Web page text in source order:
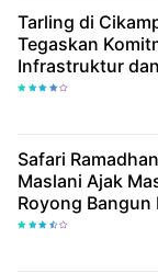
Tarling di
Tegaskan
Infrastruktur
Rp25,6 Miliar
Safari
Maslani Ajak
Royong Bangun